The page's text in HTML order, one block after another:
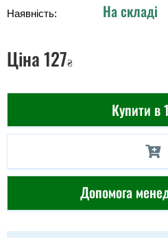
Наявність: На складі
Ціна127₴
Купити в
Допомога